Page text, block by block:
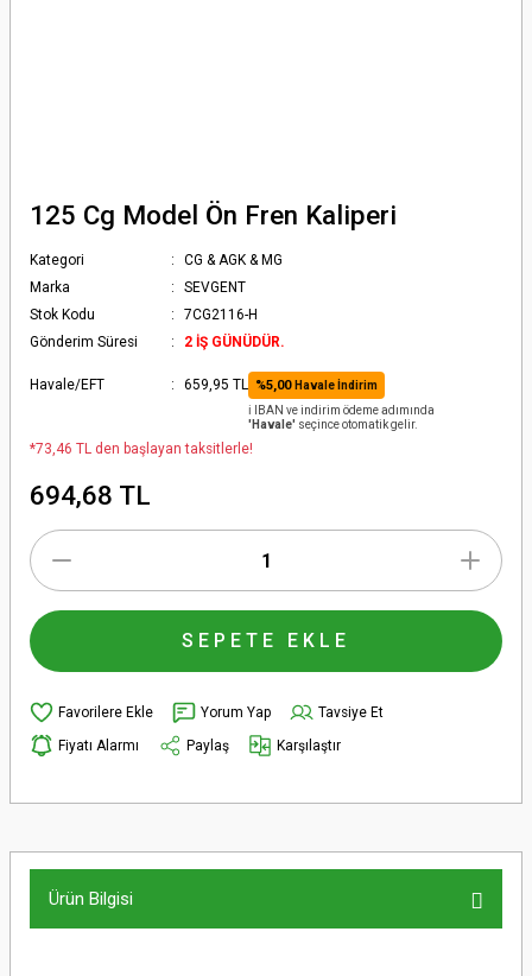
125 Cg Model Ön Fren Kaliperi
Kategori
CG & AGK & MG
Marka
SEVGENT
Stok Kodu
7CG2116-H
Gönderim Süresi
2 İŞ GÜNÜDÜR.
Havale/EFT 659,95 TL %5,00 Havale İndirim
ℹ️ IBAN ve indirim ödeme adımında
'Havale' seçince otomatik gelir.
*73,46 TL den başlayan taksitlerle!
694,68 TL
SEPETE EKLE
Yorum Yap
Tavsiye Et
Fiyatı Alarmı
Paylaş Karşılaştır
Ürün Bilgisi